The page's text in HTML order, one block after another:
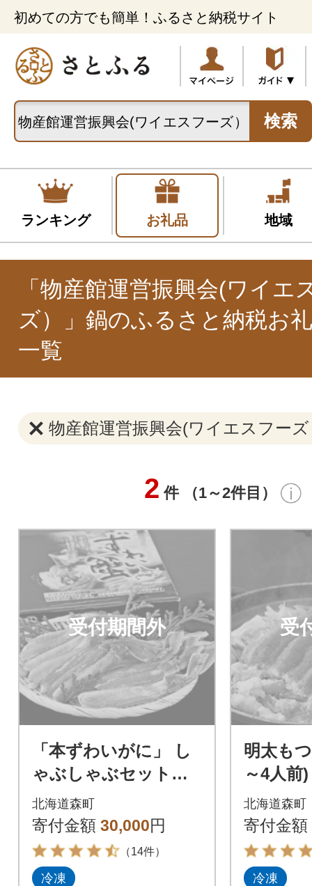
初めての方でも簡単！ふるさと納税サイト
検索
ランキング お礼品 地域
「物産館運営振興会(ワイエ
ズ）」鍋のふるさと納税お
一覧
物産館運営振興会(ワイエスフー
2 件 （1～2件目）
受付期間外
「本ずわいがに」 し
ゃぶしゃぶセット 1
kg前後
北海道森町
寄付金額 30,000円
（14件）
冷凍
受
明太も
～4人前)
北海道森町
寄付金額
冷凍